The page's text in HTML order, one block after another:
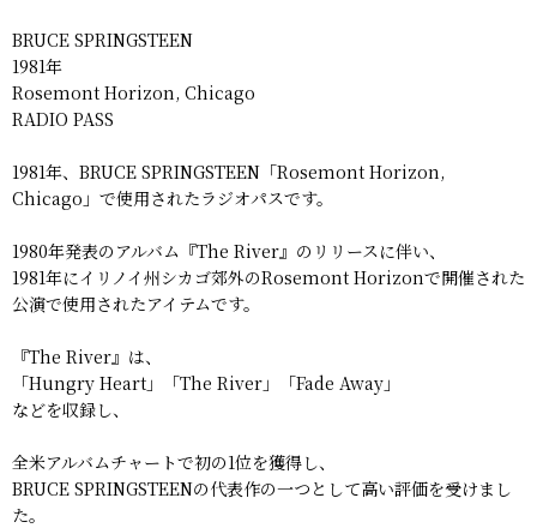
BRUCE SPRINGSTEEN
1981年
Rosemont Horizon, Chicago
RADIO PASS
1981年、BRUCE SPRINGSTEEN「Rosemont Horizon,
Chicago」で使用されたラジオパスです。
1980年発表のアルバム『The River』のリリースに伴い、
1981年にイリノイ州シカゴ郊外のRosemont Horizonで開催された
公演で使用されたアイテムです。
『The River』は、
「Hungry Heart」「The River」「Fade Away」
などを収録し、
全米アルバムチャートで初の1位を獲得し、
BRUCE SPRINGSTEENの代表作の一つとして高い評価を受けまし
た。